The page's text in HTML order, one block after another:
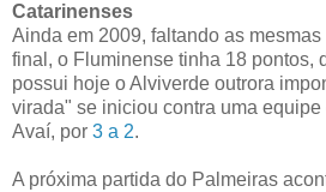
Catarinenses
Ainda em 2009, faltando as
final, o Fluminense tinha 18 pontos,
possui hoje o Alviverde outrora
virada" se iniciou contra uma
Avaí, por 3 a 2.
A próxima partida do Palmeiras